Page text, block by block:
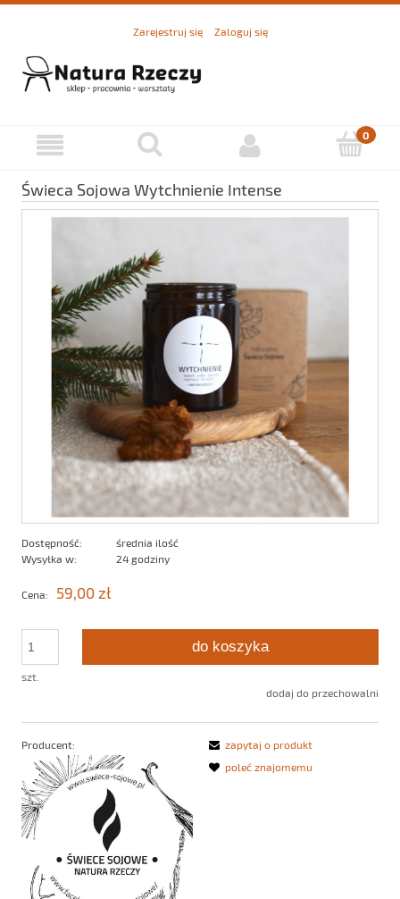
Zarejestruj się Zaloguj się
Świeca Sojowa Wytchnienie Intense
Dostępność:
średnia ilość
Wysyłka w:
24 godziny
Cena: 59,00 zł
szt.
do koszyka
dodaj do przechowalni
Producent:
zapytaj o produkt
poleć znajomemu